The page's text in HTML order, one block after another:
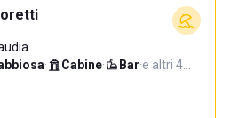
· Cabine· Bar·e altri 4…